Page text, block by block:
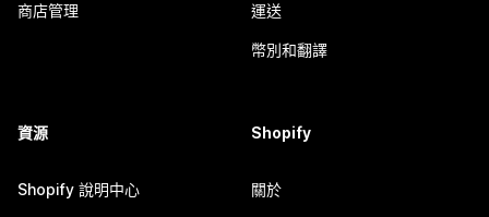
商店管理 運送
幣別和翻譯
資源
Shopify 說明中心
Shopify
關於